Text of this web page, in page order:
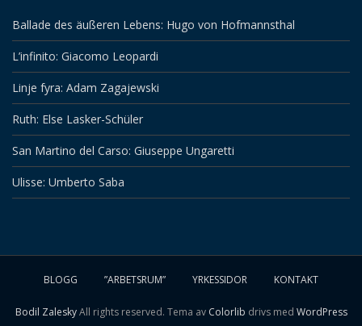
Ballade des äußeren Lebens: Hugo von Hofmannsthal
L’infinito: Giacomo Leopardi
Linje fyra: Adam Zagajewski
Ruth: Else Lasker-Schüler
San Martino del Carso: Giuseppe Ungaretti
Ulisse: Umberto Saba
BLOGG ”ARBETSRUM” YRKESSIDOR KONTAKT
Bodil ZaleskyAll rights reserved. Tema av Colorlib drivs med WordPress